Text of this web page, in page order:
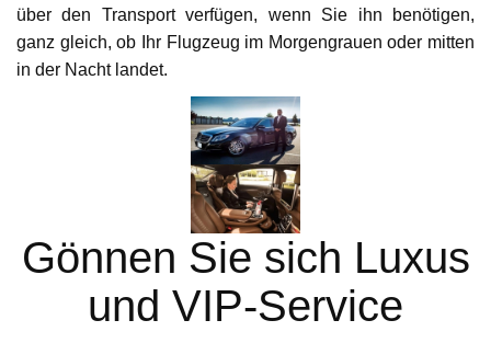
über den Transport verfügen, wenn Sie ihn benötigen,
ganz gleich, ob Ihr Flugzeug im Morgengrauen oder mitten
in der Nacht landet.
Gönnen Sie sich Luxus
und VIP-Service